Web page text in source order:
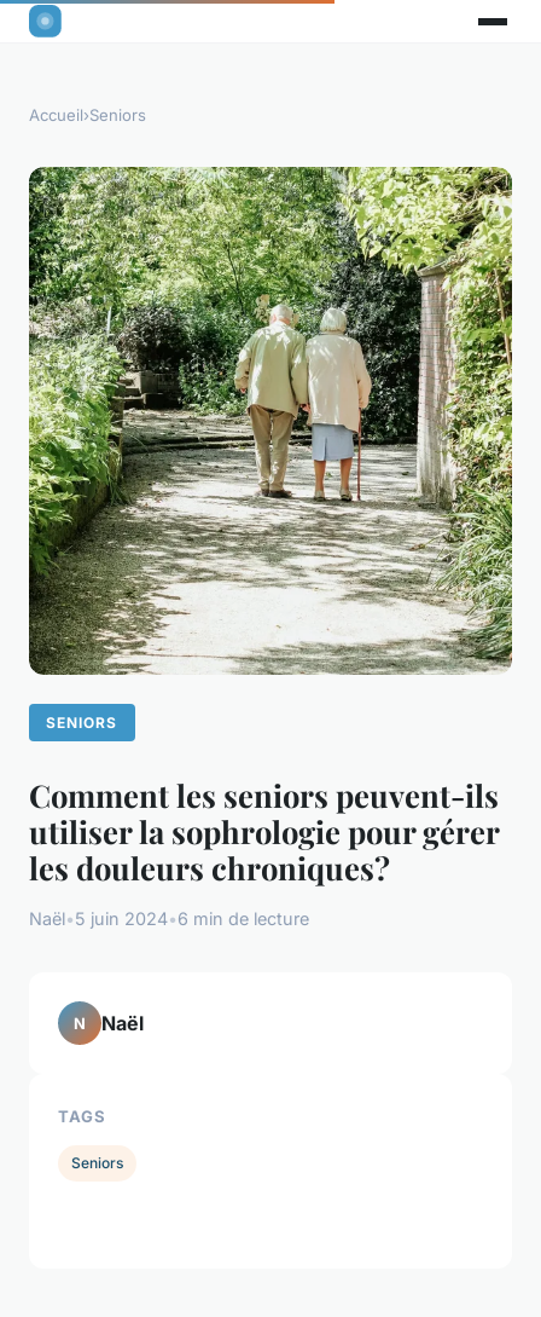
Accueil›Seniors
SENIORS
Comment les seniors peuvent-ils
utiliser la sophrologie pour gérer
les douleurs chroniques?
Naël•5 juin 2024•6 min de lecture
N Naël
TAGS
Seniors